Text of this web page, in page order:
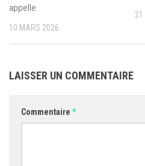
appelle
10 MARS 2026
21
LAISSER UN COMMENTAIRE
Commentaire *